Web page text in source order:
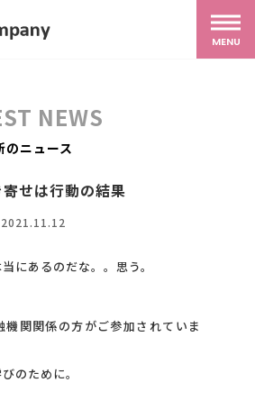
MENU
NEWS
のニュース
せは行動の結果
2021.11.12
にあるのだな。。思う。
関関係の方がご参加されていま
のために。